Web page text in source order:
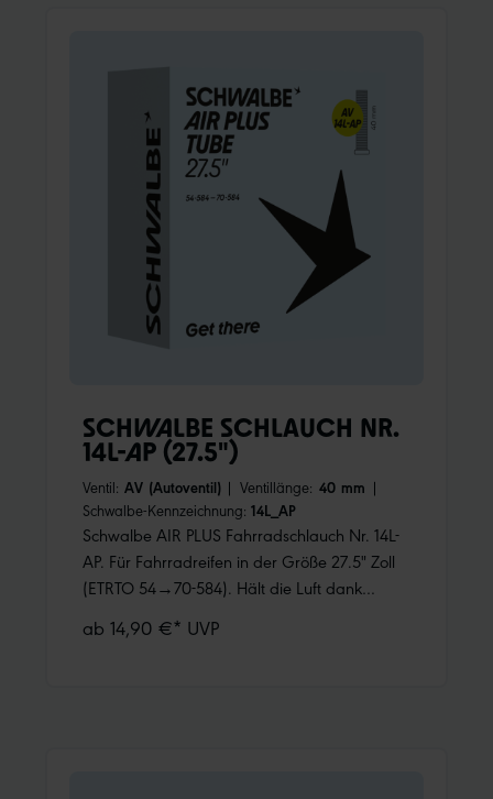
SCHWALBE SCHLAUCH NR.
14L-AP (27.5")
Ventil: AV (Autoventil) | Ventillänge: 40 mm |
Schwalbe-Kennzeichnung: 14L_AP
Schwalbe AIR PLUS Fahrradschlauch Nr. 14L-
AP. Für Fahrradreifen in der Größe 27.5" Zoll
(ETRTO 54→70-584). Hält die Luft dank
Nachpumpen ist weniger oft notwendig.
ab 14,90 €* UVP